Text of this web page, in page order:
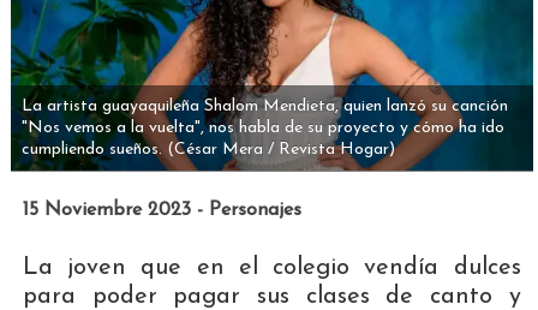
La artista guayaquileña Shalom Mendieta, quien lanzó su canción
"Nos vemos a la vuelta", nos habla de su proyecto y cómo ha ido
cumpliendo sueños. (César Mera / Revista Hogar)
15 Noviembre 2023 - Personajes
La joven que en el colegio vendía dulces
para poder pagar sus clases de canto y